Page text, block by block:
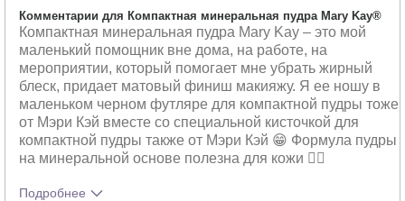
Комментарии для Компактная минеральная пудра Mary Kay®
Компактная минеральная пудра Mary Kay – это мой
маленький помощник вне дома, на работе, на
мероприятии, который помогает мне убрать жирный
блеск, придает матовый финиш макияжу. Я ее ношу в
маленьком черном футляре для компактной пудры тоже
от Мэри Кэй вместе со специальной кисточкой для
компактной пудры также от Мэри Кэй 😁 Формула пудры
на минеральной основе полезна для кожи 👍🏻
Подробнее